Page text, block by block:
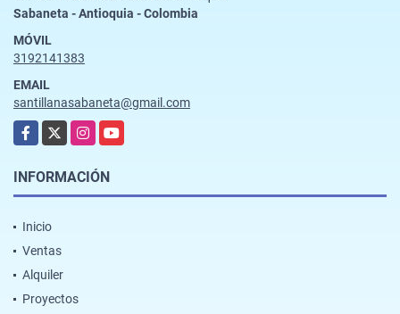
Sabaneta - Antioquia - Colombia
MÓVIL
3192141383
EMAIL
santillanasabaneta@gmail.com
Facebook
X InstagramYouTube
INFORMACIÓN
Inicio
Ventas
Alquiler
Proyectos